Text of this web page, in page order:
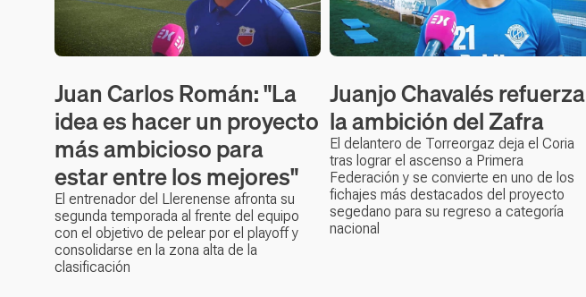
Juan Carlos Román: "La
idea es hacer un proyecto
más ambicioso para
estar entre los mejores"
El entrenador del Llerenense afronta su
segunda temporada al frente del equipo
con el objetivo de pelear por el playoff y
consolidarse en la zona alta de la
clasificación
Juanjo Chavalés refuerza
la ambición del Zafra
El delantero de Torreorgaz deja el Coria
tras lograr el ascenso a Primera
Federación y se convierte en uno de los
fichajes más destacados del proyecto
segedano para su regreso a categoría
nacional